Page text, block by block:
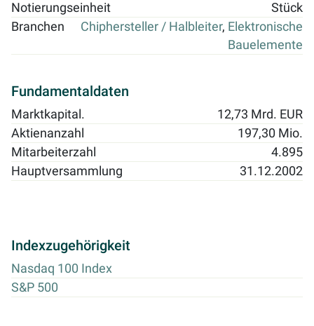
Notierungseinheit
Stück
Branchen
Chiphersteller / Halbleiter, Elektronische
Bauelemente
Fundamentaldaten
Marktkapital.
12,73 Mrd. EUR
Aktienanzahl
197,30 Mio.
Mitarbeiterzahl
4.895
Hauptversammlung
31.12.2002
Indexzugehörigkeit
Nasdaq 100 Index
S&P 500